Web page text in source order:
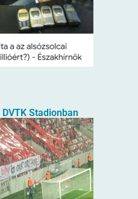
Stadionban